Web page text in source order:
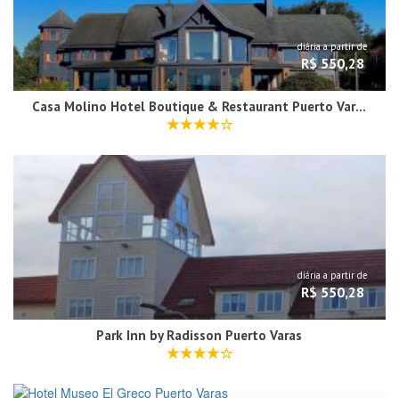
diária a partir de
R$ 550,28
Casa Molino Hotel Boutique & Restaurant Puerto Varas
diária a partir de
R$ 550,28
Park Inn by Radisson Puerto Varas